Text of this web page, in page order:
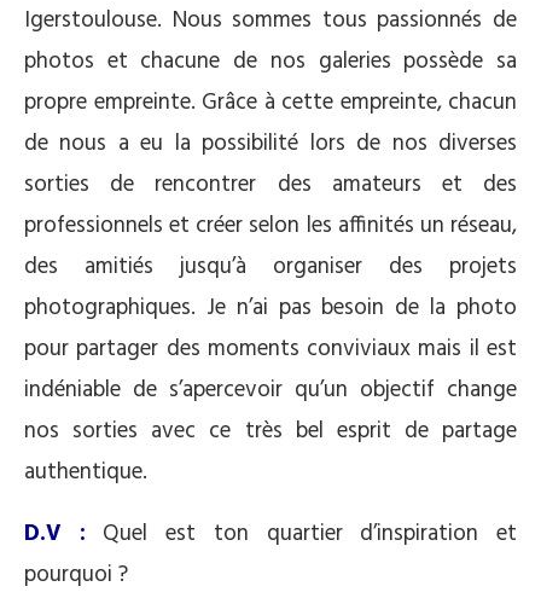
Igerstoulouse. Nous sommes tous passionnés de
photos et chacune de nos galeries possède sa
propre empreinte. Grâce à cette empreinte, chacun
de nous a eu la possibilité lors de nos diverses
sorties de rencontrer des amateurs et des
professionnels et créer selon les affinités un réseau,
des amitiés jusqu’à organiser des projets
photographiques. Je n’ai pas besoin de la photo
pour partager des moments conviviaux mais il est
indéniable de s’apercevoir qu’un objectif change
nos sorties avec ce très bel esprit de partage
authentique.
D.V : Quel est ton quartier d’inspiration et
pourquoi ?